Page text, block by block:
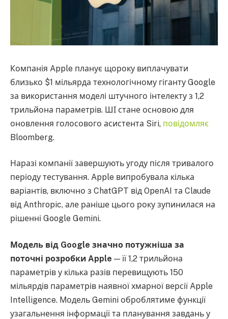
Компанія Apple планує щороку виплачувати
близько $1 мільярда технологічному гіганту Google
за використання моделі штучного інтелекту з 1,2
трильйона параметрів. ШІ стане основою для
оновлення голосового асистента Siri, повідомляє
Bloomberg.
Наразі компанії завершують угоду після тривалого
періоду тестування. Apple випробувала кілька
варіантів, включно з ChatGPT від OpenAI та Claude
від Anthropic, але раніше цього року зупинилася на
рішенні Google Gemini.
Модель від Google значно потужніша за
поточні розробки Apple — її 1,2 трильйона
параметрів у кілька разів перевищують 150
мільярдів параметрів наявної хмарної версії Apple
Intelligence. Модель Gemini оброблятиме функції
узагальнення інформації та планування завдань у